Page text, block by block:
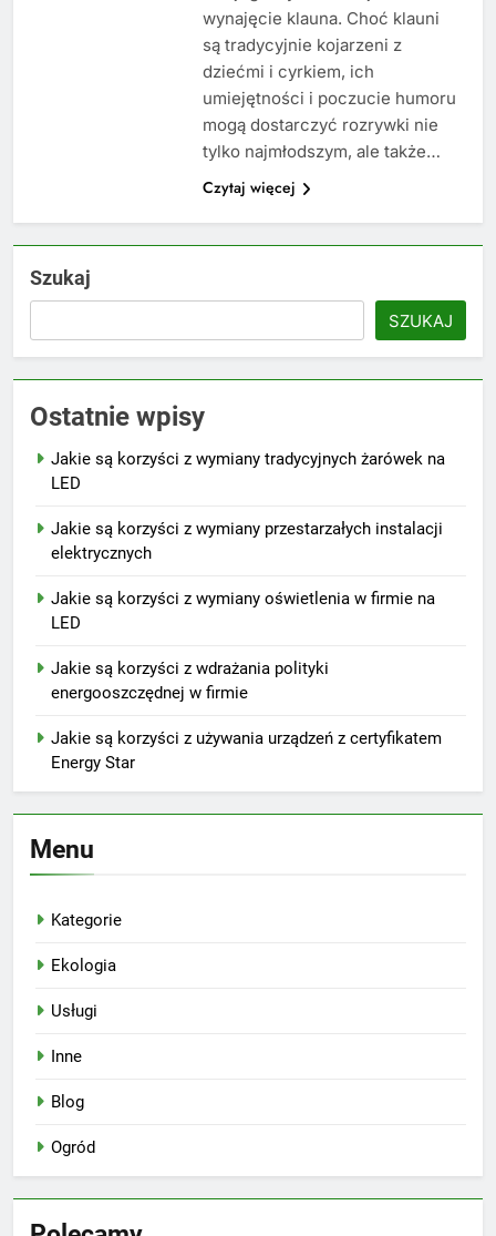
wynajęcie klauna. Choć klauni
są tradycyjnie kojarzeni z
dziećmi i cyrkiem, ich
umiejętności i poczucie humoru
mogą dostarczyć rozrywki nie
tylko najmłodszym, ale także…
Czytaj więcej
Szukaj
SZUKAJ
Ostatnie wpisy
Jakie są korzyści z wymiany tradycyjnych żarówek na
LED
Jakie są korzyści z wymiany przestarzałych instalacji
elektrycznych
Jakie są korzyści z wymiany oświetlenia w firmie na
LED
Jakie są korzyści z wdrażania polityki
energooszczędnej w firmie
Jakie są korzyści z używania urządzeń z certyfikatem
Energy Star
Menu
Kategorie
Ekologia
Usługi
Inne
Blog
Ogród